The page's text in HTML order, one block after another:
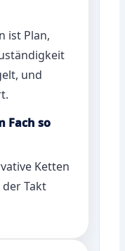
ist Plan,
und
Fach so
Ketten
Takt